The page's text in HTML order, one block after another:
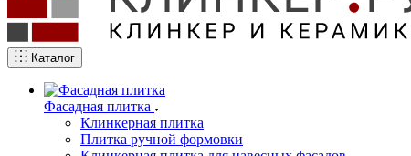
Каталог
Фасадная плитка
Клинкерная плитка
Плитка ручной формовки